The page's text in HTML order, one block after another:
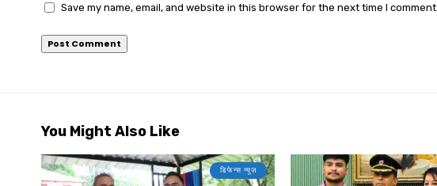
Save my name, email, and website in this browser for the next time I comment.
You Might Also Like
डिफेन्स न्यूज़